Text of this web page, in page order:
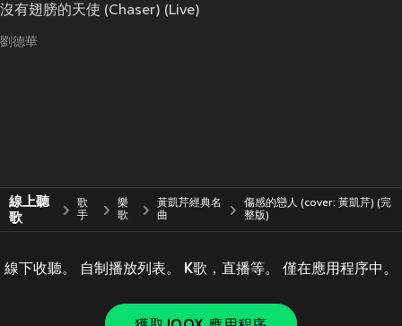
沒有翅膀的天使 (Chaser) (Live)
劉德華
線上聽
歌
歌
手
樂
歌
黃凱芹經典名
曲
傷感的戀人 (cover: 黃凱芹) (完
整版)
線下收聽。 自制播放列表。 K歌，直播等。 僅在應用程序中。